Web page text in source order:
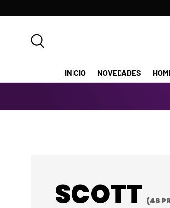
IR AL CONTENIDO
INICIO NOVEDADES
SCOTT (46